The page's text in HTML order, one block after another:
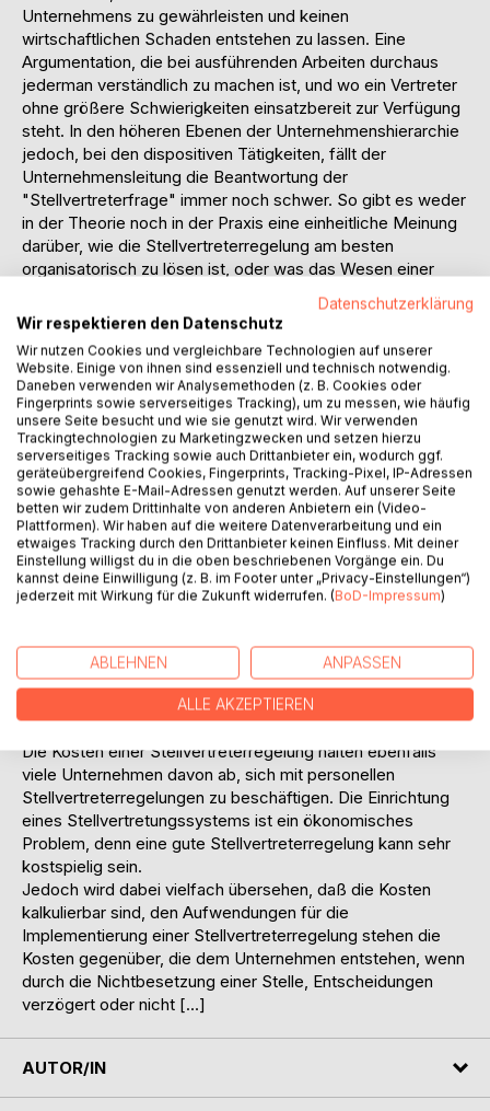
Unternehmens zu gewährleisten und keinen
wirtschaftlichen Schaden entstehen zu lassen. Eine
Argumentation, die bei ausführenden Arbeiten durchaus
jederman verständlich zu machen ist, und wo ein Vertreter
ohne größere Schwierigkeiten einsatzbereit zur Verfügung
steht. In den höheren Ebenen der Unternehmenshierarchie
jedoch, bei den dispositiven Tätigkeiten, fällt der
Unternehmensleitung die Beantwortung der
"Stellvertreterfrage" immer noch schwer. So gibt es weder
in der Theorie noch in der Praxis eine einheitliche Meinung
darüber, wie die Stellvertreterregelung am besten
organisatorisch zu lösen ist, oder was das Wesen einer
Stellvertretung beinhaltet. Liegt für Gutenberg eine
Stellvertretung dann vor, wenn der Stellvertreter befähigt
und berechtigt ist, sachkundig und mit den notwendigen
Vollmachten ausgestattet zu handeln und zu entscheiden ,
sieht Kosiol in der Stellvertretung nur die Zeitbesetzung
einer Stelle .
Der Gedanke, daß die Stellverterregelung lediglich dazu
beiträgt, eine Vakanz zu überbrücken, schadet nicht nur
dem Image des potentiellen Stellvertreters, es zeigt auch,
wie wenig sich die Unternehmen mit dieser Frage
beschäftigen. So ist der Blick primär auf die zu vertretenen
Funktion, und nicht auf die vertretende Person gerichtet,
die Anforderungen einer Stelle stehen im Vordergrund. Die
Stellvertretung kann durchaus als ein Instrument der
Betrachtungsweise führt dazu, daß die Stellvertretung oft
als "lästiges Übel oder Pflicht" angesehen wird und bei den
Mitarbeitern eines Unternehmens mit einem negativem
Die Kosten einer Stellvertreterregelung halten ebenfalls
viele Unternehmen davon ab, sich mit personellen
Stellvertreterregelungen zu beschäftigen. Die Einrichtung
eines Stellvertretungssystems ist ein ökonomisches
Problem, denn eine gute Stellvertreterregelung kann sehr
kostspielig sein.
Jedoch wird dabei vielfach übersehen, daß die Kosten
kalkulierbar sind, den Aufwendungen für die
Implementierung einer Stellvertreterregelung stehen die
Kosten gegenüber, die dem Unternehmen entstehen, wenn
durch die Nichtbesetzung einer Stelle, Entscheidungen
verzögert oder nicht […]
AUTOR/IN
Datenschutzerklärung
Wir respektieren den Datenschutz
Wir nutzen Cookies und vergleichbare Technologien auf unserer
Website. Einige von ihnen sind essenziell und technisch notwendig.
Daneben verwenden wir Analysemethoden (z. B. Cookies oder
Fingerprints sowie serverseitiges Tracking), um zu messen, wie häufig
unsere Seite besucht und wie sie genutzt wird. Wir verwenden
Trackingtechnologien zu Marketingzwecken und setzen hierzu
serverseitiges Tracking sowie auch Drittanbieter ein, wodurch ggf.
geräteübergreifend Cookies, Fingerprints, Tracking-Pixel, IP-Adressen
sowie gehashte E-Mail-Adressen genutzt werden. Auf unserer Seite
betten wir zudem Drittinhalte von anderen Anbietern ein (Video-
Plattformen). Wir haben auf die weitere Datenverarbeitung und ein
etwaiges Tracking durch den Drittanbieter keinen Einfluss. Mit deiner
Einstellung willigst du in die oben beschriebenen Vorgänge ein. Du
kannst deine Einwilligung (z. B. im Footer unter „Privacy-Einstellungen“)
jederzeit mit Wirkung für die Zukunft widerrufen. (BoD-Impressum)
ABLEHNEN ANPASSEN
ALLE AKZEPTIEREN